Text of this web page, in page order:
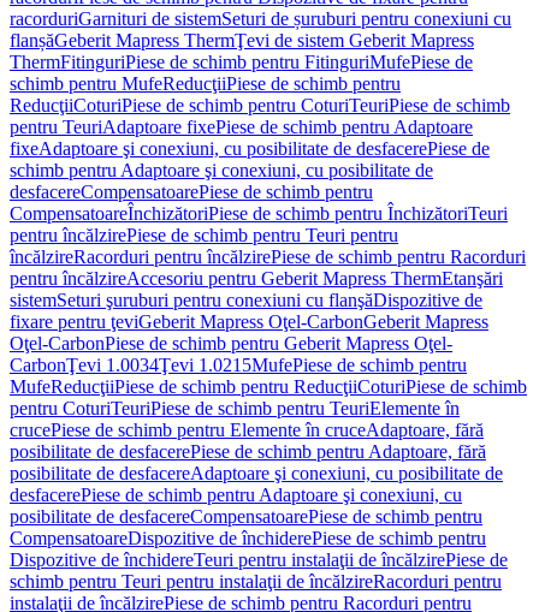
racorduriGarnituri de sistemSeturi de șuruburi pentru conexiuni cu
flanșăGeberit Mapress ThermŢevi de sistem Geberit Mapress
ThermFitinguriPiese de schimb pentru FitinguriMufePiese de
schimb pentru MufeReducţiiPiese de schimb pentru
ReducţiiCoturiPiese de schimb pentru CoturiTeuriPiese de schimb
pentru TeuriAdaptoare fixePiese de schimb pentru Adaptoare
fixeAdaptoare şi conexiuni, cu posibilitate de desfacerePiese de
schimb pentru Adaptoare şi conexiuni, cu posibilitate de
desfacereCompensatoarePiese de schimb pentru
CompensatoareÎnchizătoriPiese de schimb pentru ÎnchizătoriTeuri
pentru încălzirePiese de schimb pentru Teuri pentru
încălzireRacorduri pentru încălzirePiese de schimb pentru Racorduri
pentru încălzireAccesoriu pentru Geberit Mapress ThermEtanşări
sistemSeturi şuruburi pentru conexiuni cu flanşăDispozitive de
fixare pentru ţeviGeberit Mapress Oţel-CarbonGeberit Mapress
Oţel-CarbonPiese de schimb pentru Geberit Mapress Oţel-
CarbonŢevi 1.0034Ţevi 1.0215MufePiese de schimb pentru
MufeReducţiiPiese de schimb pentru ReducţiiCoturiPiese de schimb
pentru CoturiTeuriPiese de schimb pentru TeuriElemente în
crucePiese de schimb pentru Elemente în cruceAdaptoare, fără
posibilitate de desfacerePiese de schimb pentru Adaptoare, fără
posibilitate de desfacereAdaptoare şi conexiuni, cu posibilitate de
desfacerePiese de schimb pentru Adaptoare şi conexiuni, cu
posibilitate de desfacereCompensatoarePiese de schimb pentru
CompensatoareDispozitive de închiderePiese de schimb pentru
Dispozitive de închidereTeuri pentru instalaţii de încălzirePiese de
schimb pentru Teuri pentru instalaţii de încălzireRacorduri pentru
instalaţii de încălzirePiese de schimb pentru Racorduri pentru